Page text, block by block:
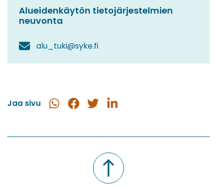
Alueidenkäytön tietojärjestelmien
neuvonta
alu_tuki@syke.fi
Jaa sivu
Jaa
Jaa
Jaa
Jaa